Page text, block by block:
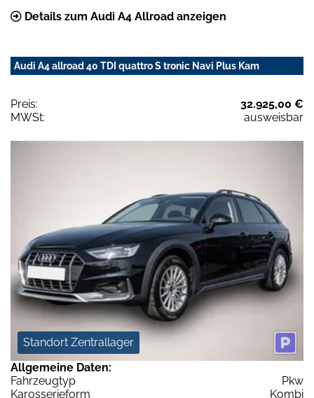
Details zum Audi A4 Allroad anzeigen
Audi A4 allroad 40 TDI quattro S tronic Navi Plus Kam
Preis:
32.925,00 €
MWSt:
ausweisbar
Standort Zentrallager
Allgemeine Daten:
Fahrzeugtyp
Pkw
Karosserieform
Kombi